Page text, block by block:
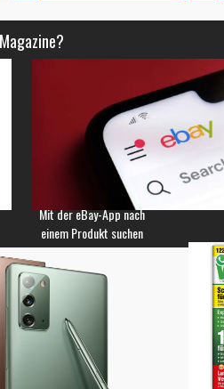
Mit der eBay-App nach
einem Produkt suchen